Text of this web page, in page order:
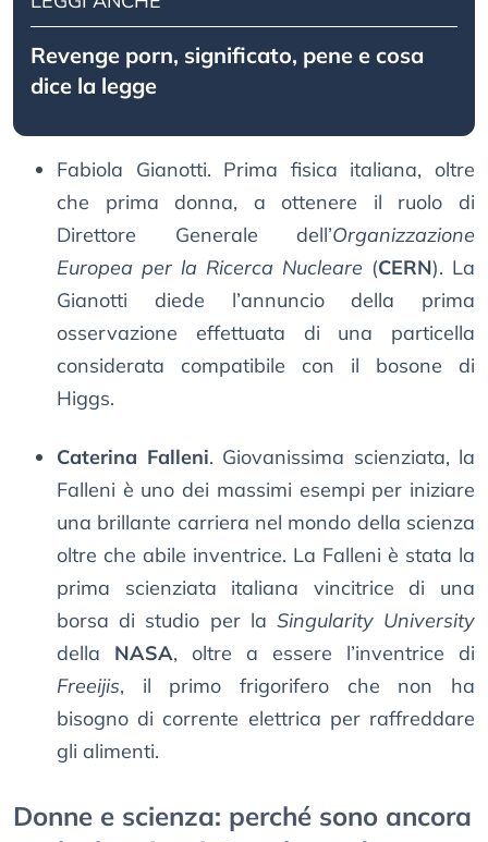
Revenge porn, significato, pene e cosa
dice la legge
Fabiola Gianotti. Prima fisica italiana, oltre
che prima donna, a ottenere il ruolo di
Direttore Generale dell’Organizzazione
Europea per la Ricerca Nucleare (CERN). La
Gianotti diede l’annuncio della prima
osservazione effettuata di una particella
considerata compatibile con il bosone di
Higgs.
Caterina Falleni. Giovanissima scienziata, la
Falleni è uno dei massimi esempi per iniziare
una brillante carriera nel mondo della scienza
oltre che abile inventrice. La Falleni è stata la
prima scienziata italiana vincitrice di una
borsa di studio per la Singularity University
della NASA, oltre a essere l’inventrice di
Freeijis, il primo frigorifero che non ha
bisogno di corrente elettrica per raffreddare
gli alimenti.
Donne e scienza: perché sono ancora